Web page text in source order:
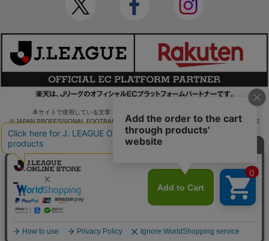
本サイトで使用している文章・画像等の無断での複製・転載を禁止します。
© JAPAN PROFESSIONAL FOOTBALL LEAGUE Rakuten Group, Inc. ALL RIGHTS RE
SERVED.